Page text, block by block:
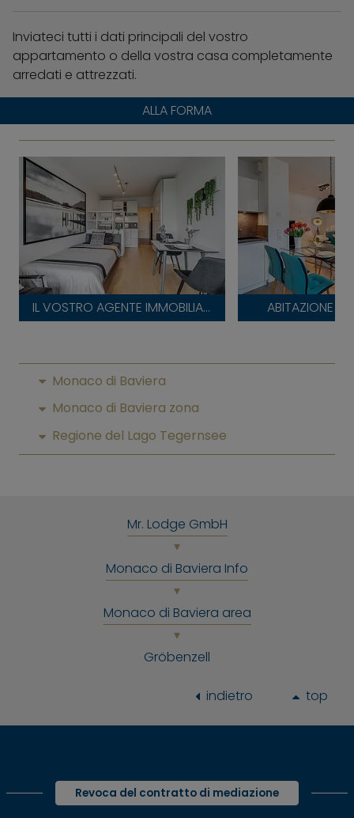
Inviateci tutti i dati principali del vostro
appartamento o della vostra casa completamente
arredati e attrezzati.
ALLA FORMA
IL VOSTRO AGENTE IMMOBILIARE ABITAZIONE
Monaco di Baviera
Monaco di Baviera zona
Regione del Lago Tegernsee
Mr. Lodge GmbH
Monaco di Baviera Info
Monaco di Baviera area
Gröbenzell
indietro top
Revoca del contratto di mediazione